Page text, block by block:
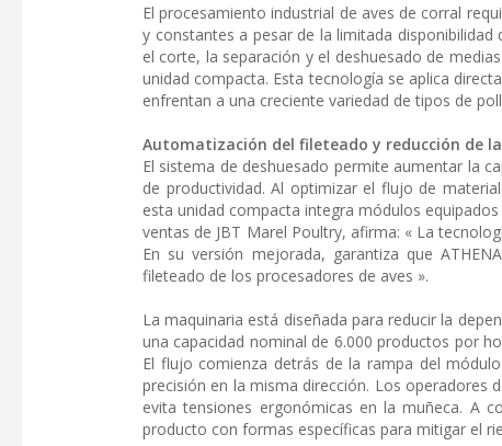
El procesamiento industrial de aves de corral
y constantes a pesar de la limitada
el corte, la separación y el deshuesado de
unidad compacta. Esta tecnología se aplica
enfrentan a una creciente variedad de tipos de
Automatización del fileteado y reducción de
El sistema de deshuesado permite aumentar la
de productividad. Al optimizar el flujo de
esta unidad compacta integra módulos
ventas de JBT Marel Poultry, afirma: « La
En su versión mejorada, garantiza que
fileteado de los procesadores de aves ».
La maquinaria está diseñada para reducir la
una capacidad nominal de 6.000 productos por
El flujo comienza detrás de la rampa del
precisión en la misma dirección. Los operadores
evita tensiones ergonómicas en la muñeca. A
producto con formas específicas para mitigar el